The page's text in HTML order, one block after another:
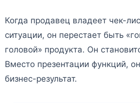
Когда продавец владеет чек-
ситуации, он перестает быть
головой» продукта. Он
Вместо презентации функций,
бизнес-результат.